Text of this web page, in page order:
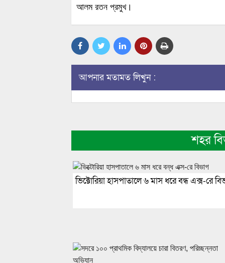
আলম রতন প্রমুখ।
আপনার মতামত লিখুন :
শহর
ভিক্টোরিয়া হাসপাতালে ৬ মাস ধরে বন্ধ এক্স-রে